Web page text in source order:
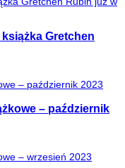
książka Gretchen
– październik